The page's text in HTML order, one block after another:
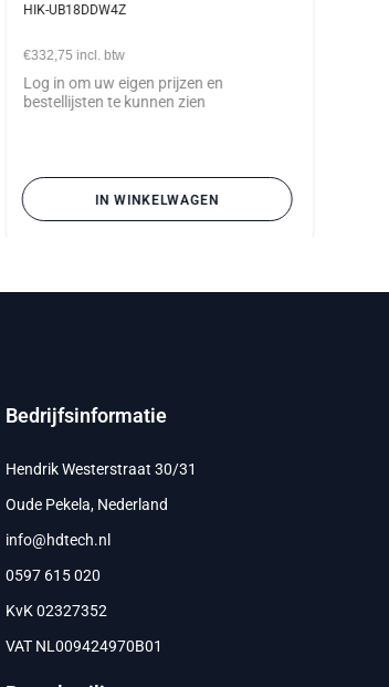
HIK-UB18DDW4Z
€332,75 incl. btw
Log in om uw eigen prijzen en
bestellijsten te kunnen zien
IN WINKELWAGEN
Bedrijfsinformatie
Hendrik Westerstraat 30/31
Oude Pekela, Nederland
info@hdtech.nl
0597 615 020
KvK 02327352
VAT NL009424970B01